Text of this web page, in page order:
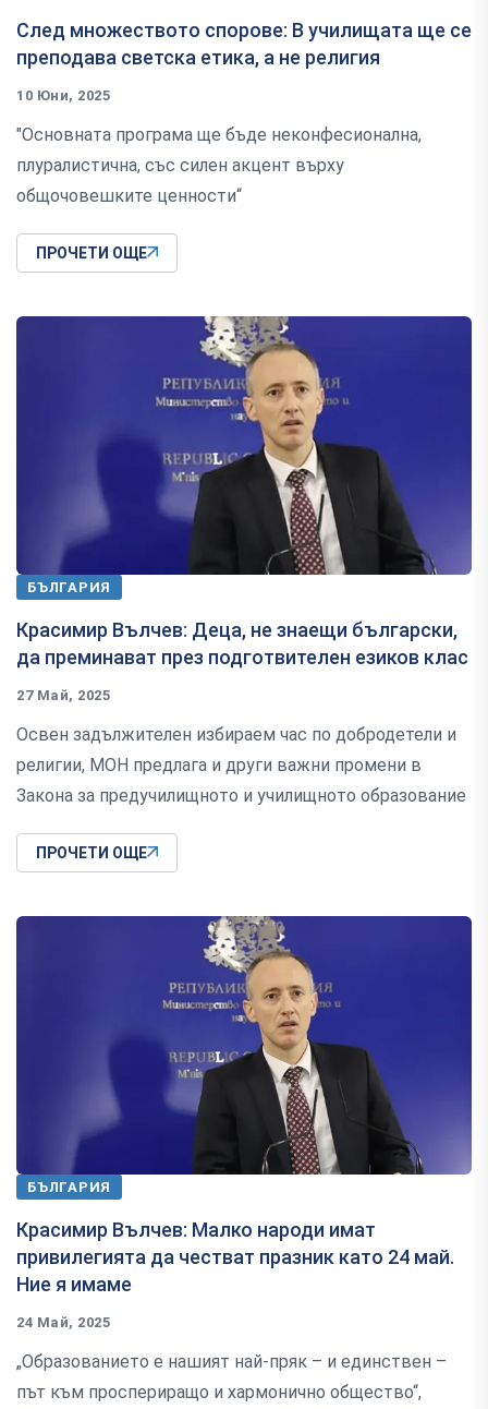
След множеството спорове: В училищата ще се
преподава светска етика, а не религия
10 Юни, 2025
"Основната програма ще бъде неконфесионална,
плуралистична, със силен акцент върху
общочовешките ценности“
ПРОЧЕТИ ОЩЕ
БЪЛГАРИЯ
Красимир Вълчев: Деца, не знаещи български,
да преминават през подготвителен езиков клас
27 Май, 2025
Освен задължителен избираем час по добродетели и
религии, МОН предлага и други важни промени в
Закона за предучилищното и училищното образование
ПРОЧЕТИ ОЩЕ
БЪЛГАРИЯ
Красимир Вълчев: Малко народи имат
привилегията да честват празник като 24 май.
Ние я имаме
24 Май, 2025
„Образованието е нашият най-пряк – и единствен –
път към проспериращо и хармонично общество“,